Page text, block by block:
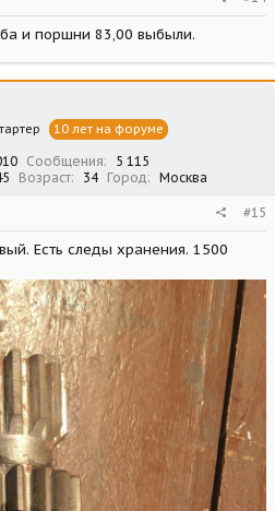
и поршни 83,00 выбыли.
10 лет на форуме
Сообщения
5 115
Возраст 34 Город Москва
#15
Есть следы хранения. 1500